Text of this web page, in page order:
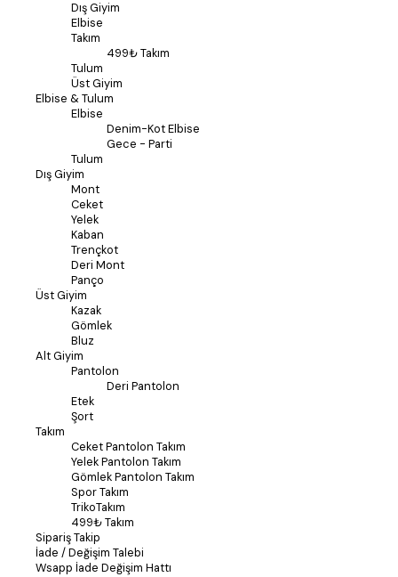
Dış Giyim
Elbise
Takım
499₺ Takım
Tulum
Üst Giyim
Elbise & Tulum
Elbise
Denim-Kot Elbise
Gece - Parti
Tulum
Dış Giyim
Mont
Ceket
Yelek
Kaban
Trençkot
Deri Mont
Panço
Üst Giyim
Kazak
Gömlek
Bluz
Alt Giyim
Pantolon
Deri Pantolon
Etek
Şort
Takım
Ceket Pantolon Takım
Yelek Pantolon Takım
Gömlek Pantolon Takım
Spor Takım
TrikoTakım
499₺ Takım
Sipariş Takip
İade / Değişim Talebi
Wsapp İade Değişim Hattı